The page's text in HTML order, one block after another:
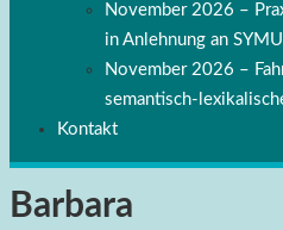
November 2026 –
in Anlehnung an
November 2026 –
semantisch-
Kontakt
Barbara